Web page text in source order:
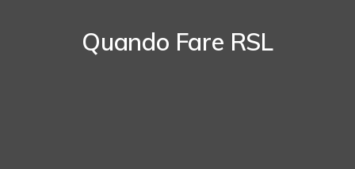
Quando Fare RSL